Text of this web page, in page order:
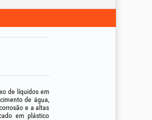
de líquidos em
de água,
e a altas
em plástico